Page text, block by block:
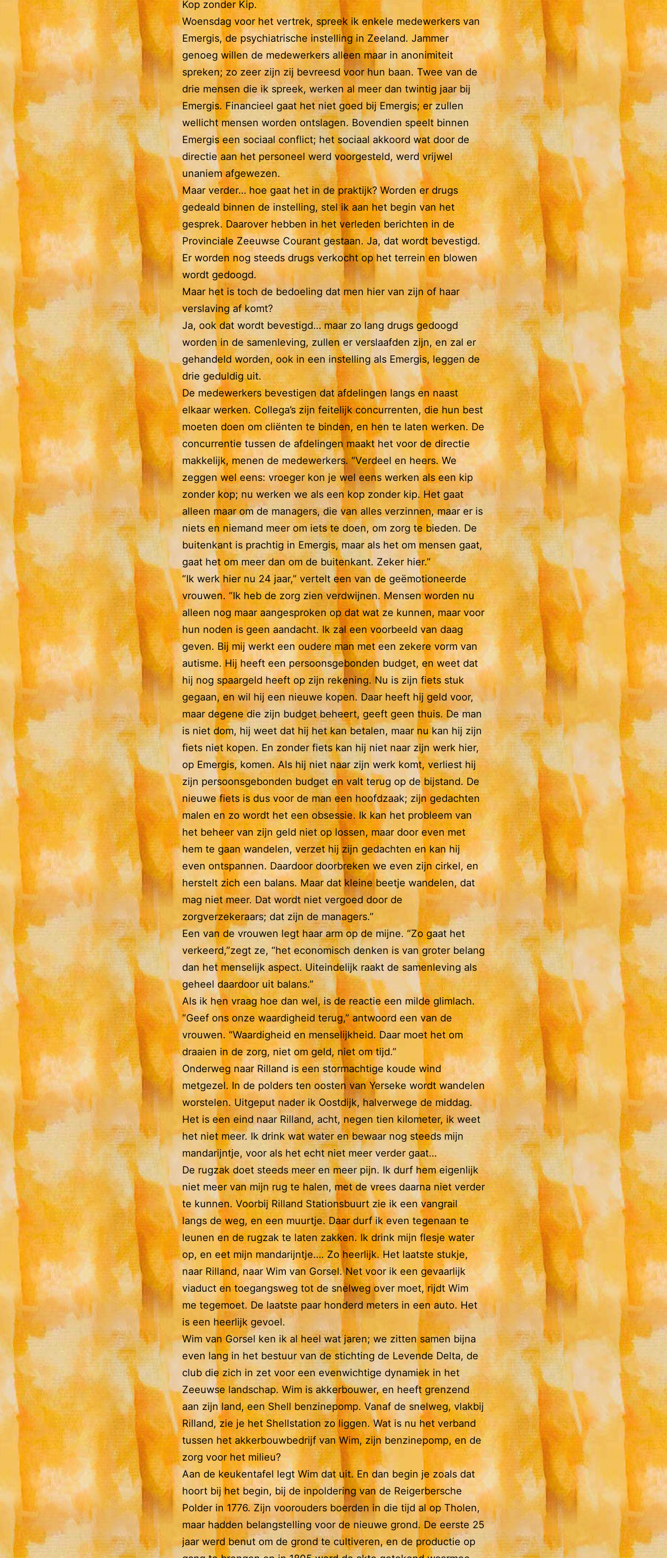
Kop zonder Kip.
Woensdag voor het vertrek, spreek ik enkele medewerkers van
Emergis, de psychiatrische instelling in Zeeland. Jammer
genoeg willen de medewerkers alleen maar in anonimiteit
spreken; zo zeer zijn zij bevreesd voor hun baan. Twee van de
drie mensen die ik spreek, werken al meer dan twintig jaar bij
Emergis. Financieel gaat het niet goed bij Emergis; er zullen
wellicht mensen worden ontslagen. Bovendien speelt binnen
Emergis een sociaal conflict; het sociaal akkoord wat door de
directie aan het personeel werd voorgesteld, werd vrijwel
unaniem afgewezen.
Maar verder… hoe gaat het in de praktijk? Worden er drugs
gedeald binnen de instelling, stel ik aan het begin van het
gesprek. Daarover hebben in het verleden berichten in de
Provinciale Zeeuwse Courant gestaan. Ja, dat wordt bevestigd.
Er worden nog steeds drugs verkocht op het terrein en blowen
wordt gedoogd.
Maar het is toch de bedoeling dat men hier van zijn of haar
verslaving af komt?
Ja, ook dat wordt bevestigd… maar zo lang drugs gedoogd
worden in de samenleving, zullen er verslaafden zijn, en zal er
gehandeld worden, ook in een instelling als Emergis, leggen de
drie geduldig uit.
De medewerkers bevestigen dat afdelingen langs en naast
elkaar werken. Collega’s zijn feitelijk concurrenten, die hun best
moeten doen om cliënten te binden, en hen te laten werken. De
concurrentie tussen de afdelingen maakt het voor de directie
makkelijk, menen de medewerkers. “Verdeel en heers. We
zeggen wel eens: vroeger kon je wel eens werken als een kip
zonder kop; nu werken we als een kop zonder kip. Het gaat
alleen maar om de managers, die van alles verzinnen, maar er is
niets en niemand meer om iets te doen, om zorg te bieden. De
buitenkant is prachtig in Emergis, maar als het om mensen gaat,
gaat het om meer dan om de buitenkant. Zeker hier.”
“Ik werk hier nu 24 jaar,” vertelt een van de geëmotioneerde
vrouwen. “Ik heb de zorg zien verdwijnen. Mensen worden nu
alleen nog maar aangesproken op dat wat ze kunnen, maar voor
hun noden is geen aandacht. Ik zal een voorbeeld van daag
geven. Bij mij werkt een oudere man met een zekere vorm van
autisme. Hij heeft een persoonsgebonden budget, en weet dat
hij nog spaargeld heeft op zijn rekening. Nu is zijn fiets stuk
gegaan, en wil hij een nieuwe kopen. Daar heeft hij geld voor,
maar degene die zijn budget beheert, geeft geen thuis. De man
is niet dom, hij weet dat hij het kan betalen, maar nu kan hij zijn
fiets niet kopen. En zonder fiets kan hij niet naar zijn werk hier,
op Emergis, komen. Als hij niet naar zijn werk komt, verliest hij
zijn persoonsgebonden budget en valt terug op de bijstand. De
nieuwe fiets is dus voor de man een hoofdzaak; zijn gedachten
malen en zo wordt het een obsessie. Ik kan het probleem van
het beheer van zijn geld niet op lossen, maar door even met
hem te gaan wandelen, verzet hij zijn gedachten en kan hij
even ontspannen. Daardoor doorbreken we even zijn cirkel, en
herstelt zich een balans. Maar dat kleine beetje wandelen, dat
mag niet meer. Dat wordt niet vergoed door de
zorgverzekeraars; dat zijn de managers.”
Een van de vrouwen legt haar arm op de mijne. “Zo gaat het
verkeerd,”zegt ze, “het economisch denken is van groter belang
dan het menselijk aspect. Uiteindelijk raakt de samenleving als
geheel daardoor uit balans.”
Als ik hen vraag hoe dan wel, is de reactie een milde glimlach.
“Geef ons onze waardigheid terug,” antwoord een van de
vrouwen. “Waardigheid en menselijkheid. Daar moet het om
draaien in de zorg, niet om geld, niet om tijd.”
Onderweg naar Rilland is een stormachtige koude wind
metgezel. In de polders ten oosten van Yerseke wordt wandelen
worstelen. Uitgeput nader ik Oostdijk, halverwege de middag.
Het is een eind naar Rilland, acht, negen tien kilometer, ik weet
het niet meer. Ik drink wat water en bewaar nog steeds mijn
mandarijntje, voor als het echt niet meer verder gaat…
De rugzak doet steeds meer en meer pijn. Ik durf hem eigenlijk
niet meer van mijn rug te halen, met de vrees daarna niet verder
te kunnen. Voorbij Rilland Stationsbuurt zie ik een vangrail
langs de weg, en een muurtje. Daar durf ik even tegenaan te
leunen en de rugzak te laten zakken. Ik drink mijn flesje water
op, en eet mijn mandarijntje…. Zo heerlijk. Het laatste stukje,
naar Rilland, naar Wim van Gorsel. Net voor ik een gevaarlijk
viaduct en toegangsweg tot de snelweg over moet, rijdt Wim
me tegemoet. De laatste paar honderd meters in een auto. Het
is een heerlijk gevoel.
Wim van Gorsel ken ik al heel wat jaren; we zitten samen bijna
even lang in het bestuur van de stichting de Levende Delta, de
club die zich in zet voor een evenwichtige dynamiek in het
Zeeuwse landschap. Wim is akkerbouwer, en heeft grenzend
aan zijn land, een Shell benzinepomp. Vanaf de snelweg, vlakbij
Rilland, zie je het Shellstation zo liggen. Wat is nu het verband
tussen het akkerbouwbedrijf van Wim, zijn benzinepomp, en de
zorg voor het milieu?
Aan de keukentafel legt Wim dat uit. En dan begin je zoals dat
hoort bij het begin, bij de inpoldering van de Reigerbersche
Polder in 1776. Zijn voorouders boerden in die tijd al op Tholen,
maar hadden belangstelling voor de nieuwe grond. De eerste 25
jaar werd benut om de grond te cultiveren, en de productie op